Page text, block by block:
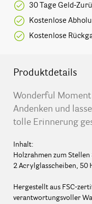
30 Tage Geld-
Kostenlose
Kostenlose
Produktdetails
Wonderful
Andenken und
tolle Erinnerung
Inhalt:
Holzrahmen zum
2 Acrylglasscheiben, 50
Hergestellt aus FSC-
verantwortungsvoller